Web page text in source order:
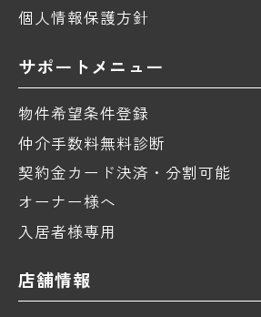
個人情報保護方針
サポートメニュー
物件希望条件登録
仲介手数料無料診断
契約金カード決済・分割可能
オーナー様へ
入居者様専用
店舗情報